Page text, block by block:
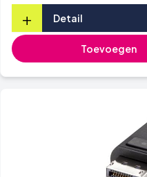
+ Detail
Toevoegen